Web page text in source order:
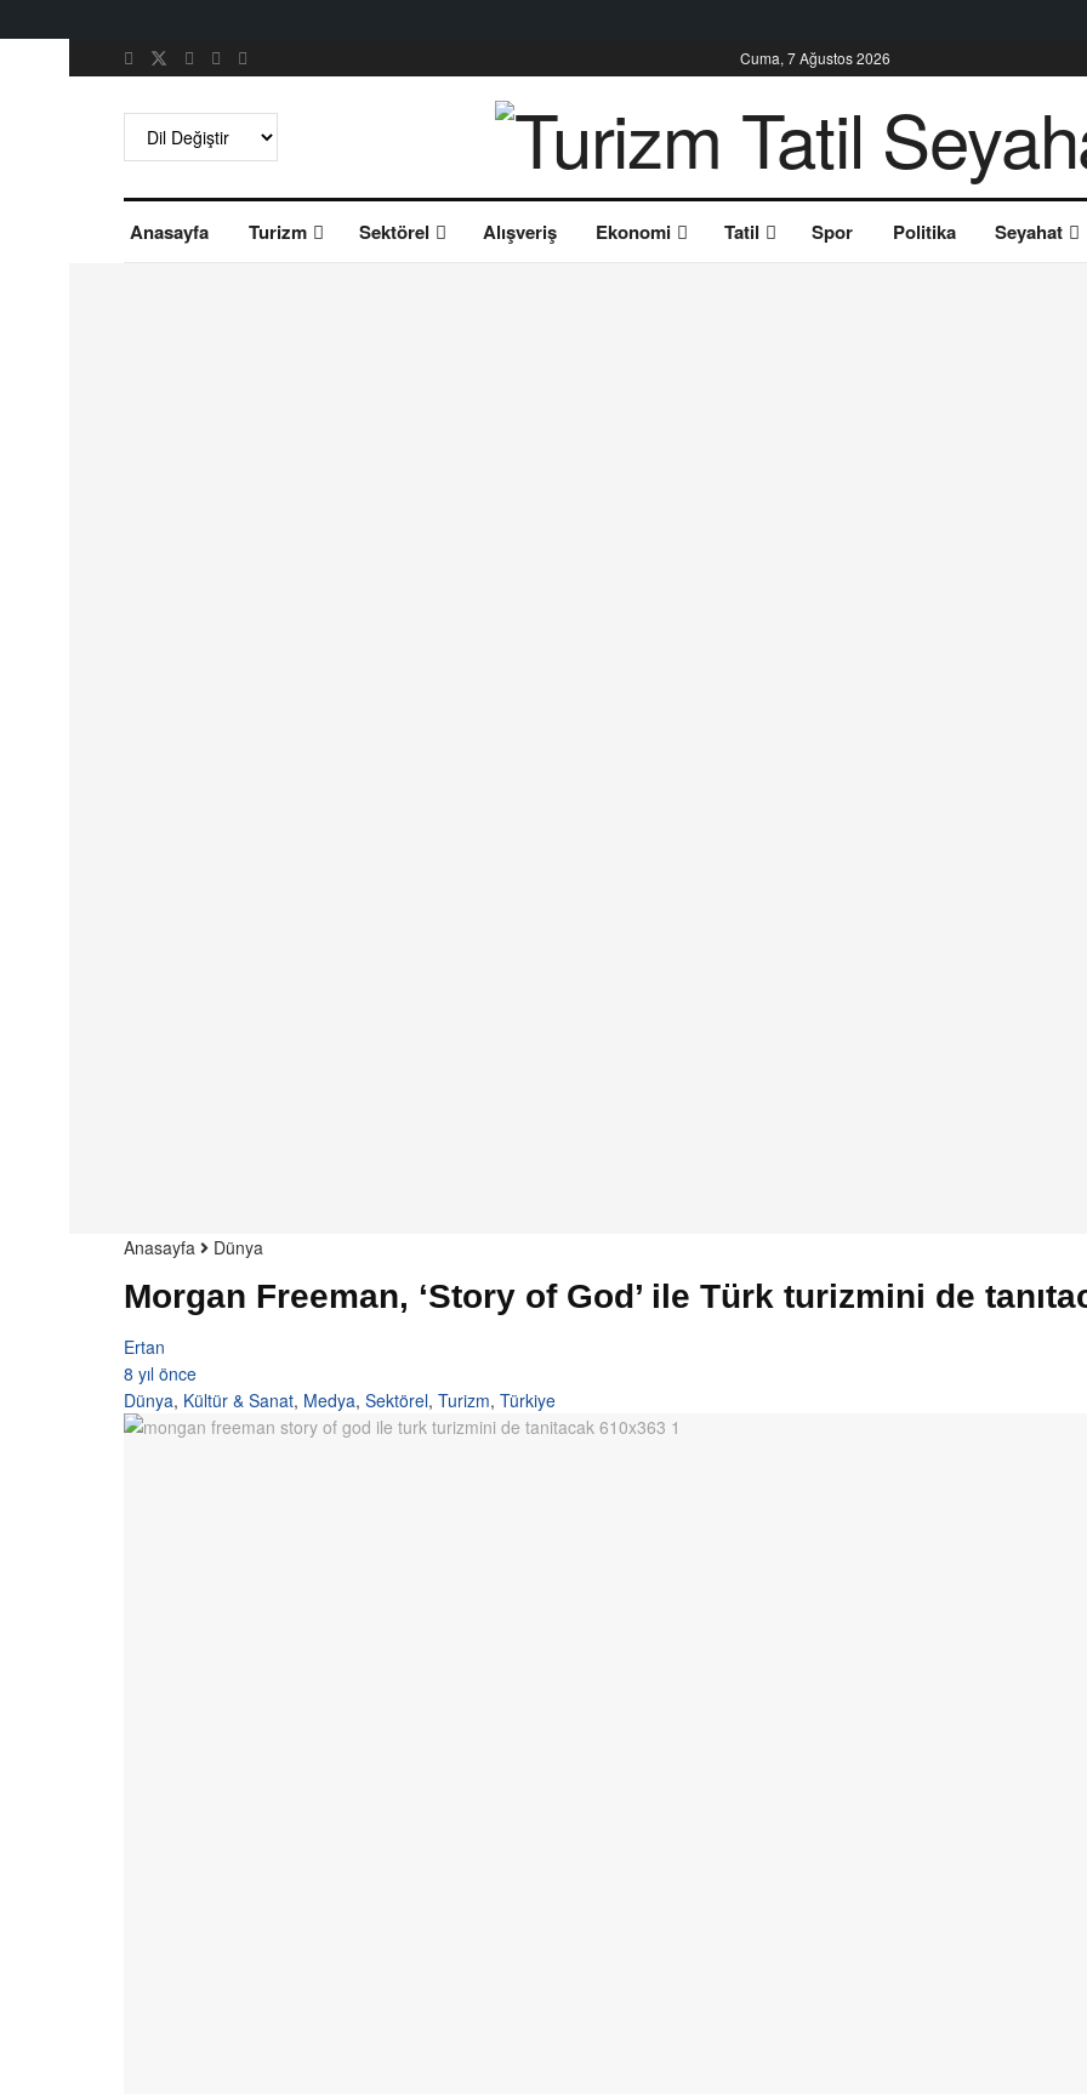
Cuma, 7 Ağustos 2026
Anasayfa Turizm Sektörel Alışveriş Ekonomi Tatil Spor Politika Seyahat
Anasayfa Dünya
Morgan Freeman, ‘Story of God’ ile Türk turizmini de
Ertan
8 yıl önce
Dünya, Kültür & Sanat, Medya, Sektörel, Turizm, Türkiye